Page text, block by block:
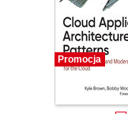
Promocja